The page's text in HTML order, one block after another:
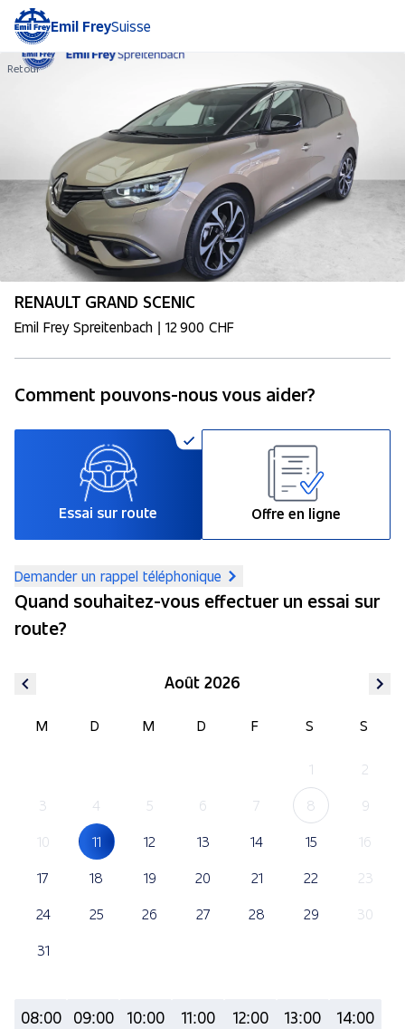
Emil FreySuisse
Retour
RENAULT GRAND SCENIC
Emil Frey Spreitenbach | 12 900 CHF
Comment pouvons-nous vous aider?
Essai sur route Offre en ligne
Demander un rappel téléphonique
Quand souhaitez-vous effectuer un essai sur
route?
Août 2026
M D M D F S S
1
2
3
4 5 6 7 8
9
10
11 12 13 14 15
16
17
18 19 20 21 22
23
24
25 26 27 28 29
30
31
08:00 09:00 10:00 11:00 12:00 13:00
14:00